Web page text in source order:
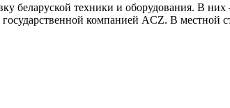
беларуской техники и оборудования. В
компанией ACZ. В местной